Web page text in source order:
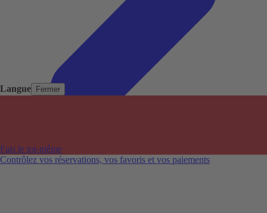
Langue Fermer
Fais le toi-même
Contrôlez vos réservations, vos favoris et vos paiements
Aéroports populaires
Villes populaires
Australie